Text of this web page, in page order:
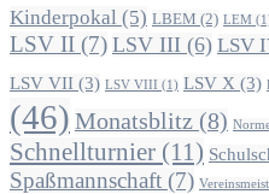
Kinderpokal (5) LBEM (2) LEM
LSV II (7) LSV III (6) LSV
LSV VII (3) LSV VIII (1) LSV X (3)
(46) Monatsblitz (8)
Schnellturnier (11)
Spaßmannschaft (7)